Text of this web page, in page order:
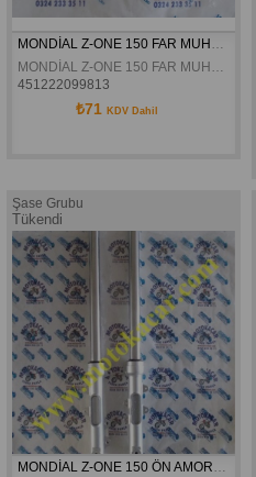
MONDİAL Z-ONE 150 FAR MUHAFAZA SOL ORJİNAL
MONDİAL Z-ONE 150 FAR MUHAFAZA SOL ORJİNAL
451222099813
₺71 KDV Dahil
Şase Grubu
Tükendi
MONDİAL Z-ONE 150 ÖN AMORTİSÖR TAKIMI ORJİNAL